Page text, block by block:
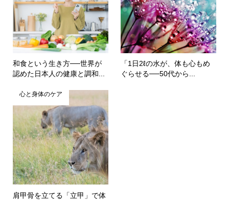
和食という生き方──世界が
認めた日本人の健康と調和...
「1日2ℓの水が、体も心もめ
ぐらせる──50代から...
心と身体のケア
肩甲骨を立てる「立甲」で体